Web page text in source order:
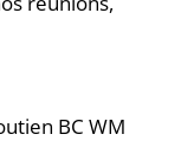
BC WM